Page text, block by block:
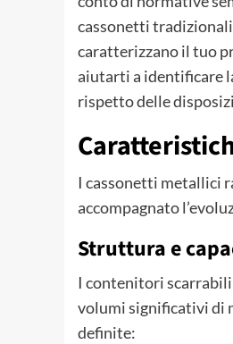
cassonetti
caratterizzano il tuo
aiutarti a identificare
rispetto delle
I cassonetti metallici
accompagnato
Struttura e
I contenitori
volumi significativi di
definite: